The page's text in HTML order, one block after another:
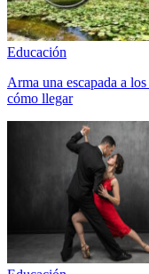
Educación
Arma una escapada a los
cómo llegar